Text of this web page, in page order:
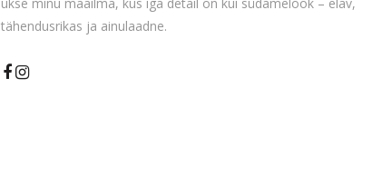
tähendusrikas ja ainulaadne.